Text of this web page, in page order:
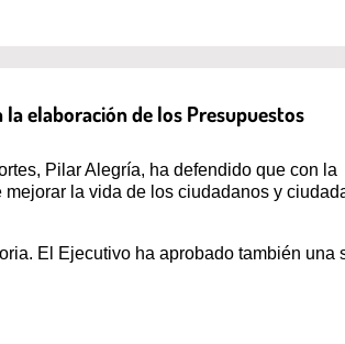
elaboración de los Presupuestos
Pilar Alegría, ha defendido que con la
la vida de los ciudadanos y
El Ejecutivo ha aprobado también una